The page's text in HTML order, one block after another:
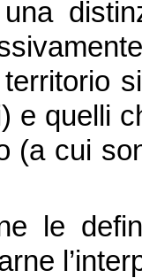
e quelli
(a cui
le